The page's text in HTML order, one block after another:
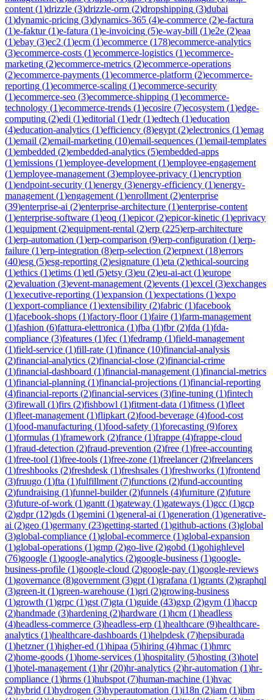
content (1)drizzle (3)drizzle-orm (2)dropshipping (3)dubai
(1)dynamic-pricing (3)dynamics-365 (4)e-commerce (2)e-factura
(1)e-faktur(1)e-fatura (1)e-invoicing (5)e-way-bill (1)e2e (2)eaa
(1)ebay (3)ec2 (1)ecm (1)ecommerce (178)ecommerce-analytics
(3)ecommerce-costs (1)ecommerce-logistics (1)ecommerce-
marketing (2)ecommerce-metrics (2)ecommerce-operations
(2)ecommerce-payments (1)ecommerce-platform (2)ecommerce-
reporting (1)ecommerce-scaling (1)ecommerce-security
(1)ecommerce-seo (3)ecommerce-shipping (1)ecommerce-
technology (1)ecommerce-trends (1)ecosire (7)ecosystem (1)edge-
computing (2)edi (1)editorial (1)edr(1)edtech (1)education
(4)education-analytics (1)efficiency (8)egypt (2)electronics (1)emag
(1)email (2)email-marketing (10)email-sequences (1)email-templates
(1)embedded (2)embedded-analytics (5)embedded-apps
(1)emissions (1)employee-development (1)employee-engagement
(1)employee-management (3)employee-privacy (1)encryption
(1)endpoint-security (1)energy (3)energy-efficiency (1)energy-
management (1)engagement (1)enrollment (2)enterprise
(39)enterprise-ai (2)enterprise-architecture (1)enterprise-content
(1)enterprise-software (1)eoq (1)epicor(2)epicor-kinetic (1)eprivacy
(1)equipment (2)equipment-rental (2)erp (225)erp-architecture
(1)erp-automation (1)erp-comparison (9)erp-configuration (1)erp-
failure (1)erp-integration (8)erp-selection (2)erpnext (18)errors
(40)esg (5)esg-reporting (2)esignature (1)eta (2)ethical-sourcing
(1)ethics (1)etims (1)etl (5)etsy (3)eu (2)eu-ai-act (1)europe
(2)evaluation (3)event-management (2)events (1)excel (3)exchanges
(1)executive-reporting (1)expansion (1)expectations (1)expo
(1)export-compliance (1)extensibility (2)fabric (1)facebook
(1)facebook-shops (1)factory-floor(1)faire (1)farm-management
(1)fashion (6)fattura-elettronica (1)fba (1)fbr(2)fda (1)fda-
compliance (3)features (1)fec (1)fedramp (1)field-management
(1)field-service (1)fill-rate (1)finance (10)financial-analysis
(2)financial-analytics (2)financial-close (2)financial-crime
(1)financial-dashboard (1)financial-management (1)financial-metrics
(1)financial-planning (1)financial-projections (1)financial-reporting
(4)financial-reports (2)financial-services (3)fine-tuning (1)fintech
(3)firewall (1)firs (2)fishbowl (1)fitment-data (1)fitness (1)fleet
(1)fleet-management (1)flipkart (2)food-beverage (4)food-cost
(1)food-manufacturing (1)food-safety (1)forecasting (9)forex
(1)formulas (1)framework (2)france (1)frappe (4)frappe-cloud
(1)fraud-detection (2)fraud-prevention (2)free (1)free-accounting
(1)free-tool (1)free-tools (1)free-zone (1)freelancer(2)freelancers
(1)freshbooks (2)freshdesk (1)freshsales (1)freshworks (1)frontend
(3)fruugo (1)fta (1)fulfillment (7)functions (2)fund-accounting
(2)fundraising (1)funnel-builder(2)funnels (4)furniture (2)future
(3)future-of-work (1)gantt (1)gateway (1)gateways (1)gcc (1)gcp
(2)gdpr(12)gds (1)gemini (1)general-ai (1)generation (1)generative-
ai (2)geo (1)germany (23)getting-started (1)github-actions (3)global
(3)global-compliance (1)global-ecommerce (1)global-expansion
(1)global-operations (1)gmp (2)go-live (2)gobd (1)gohighlevel
(76)google (1)google-analytics (2)google-business (1)google-
business-profile (1)google-cloud (2)google-pay (1)google-reviews
(1)governance (8)government (3)gpt (1)grafana (1)grants (2)graphql
(3)green-it (1)green-warehouse (1)gri (2)growing-business
(1)growth (1)grpc (1)gst (7)gta (1)guide (43)gxp (2)gym (1)haccp
(2)handmade (3)hardening (2)hardware (1)hcm (1)headless
(4)headless-commerce (3)headless-erp (1)healthcare (9)healthcare-
analytics (1)healthcare-dashboards (1)helpdesk (7)hepsiburada
(1)hetzner(1)higher-ed (1)hipaa (5)hiring (4)hmac (1)hmrc
(2)home-goods (1)home-services (1)hospitality (5)hosting (3)hotel
(1)hotel-management (1)hr(20)hr-analytics (2)hr-automation (1)hr-
compliance (1)hrms (1)hubspot (7)human-machine (1)hvac
(2)hybrid (1)hydrogen (3)hyperautomation (1)i18n (2)iam (1)ibm